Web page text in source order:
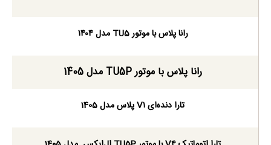
رانا پلاس با موتور TU5 مدل ۱۴۰۴
رانا پلاس با موتور TU5P مدل 1405
تارا دنده‌ای V۱ پلاس مدل 1405